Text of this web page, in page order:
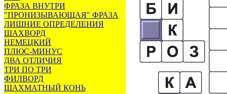
ФРАЗА ВНУТРИ
"ПРОНИЗЫВАЮЩАЯ" ФРАЗА
ЛИШНИЕ ОПРЕДЕЛЕНИЯ
ШАХВОРД
НЕМЕЦКИЙ
ПЛЮС-МИНУС
ДВА ОТЛИЧИЯ
ТРИ ПО ТРИ
ФИЛВОРД
ШАХМАТНЫЙ КОНЬ